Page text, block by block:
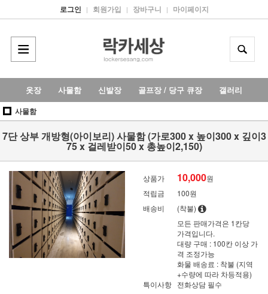
로그인 | 회원가입 | 장바구니 | 마이페이지
옷장 사물함 신발장 골프장 / 당구 큐장 갤러리
사물함
7단 상부 개방형(아이보리) 사물함 (가로300 x 높이300 x 깊이3
75 x 걸레받이50 x 총높이2,150)
상품가 10,000원
적립금
100원
배송비
(착불)
특이사항
모든 판매가격은 1칸당
가격입니다.
대량 구매 : 100칸 이상 가
격 조정가능
화물 배송료 : 착불 (지역
+수량에 따라 차등적용)
전화상담 필수